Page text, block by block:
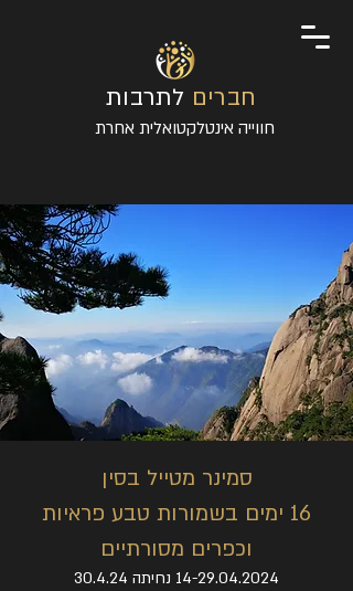
חברים לתרבות
חווייה אינטלקטואלית אחרת
סמינר מטייל בסין
16 ימים בשמורות טבע פראיות
וכפרים מסורתיים
14-29.04.2024 נחיתה 30.4.24